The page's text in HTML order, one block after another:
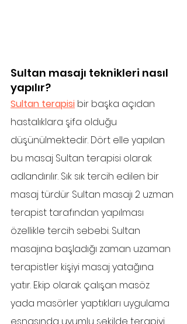
Sultan masajı teknikleri nasıl
yapılır?
Sultan terapisi bir başka açıdan
hastalıklara şifa olduğu
düşünülmektedir. Dört elle yapılan
bu masaj Sultan terapisi olarak
adlandırılır. Sık sık tercih edilen bir
masaj türdür Sultan masajı 2 uzman
terapist tarafından yapılması
özellikle tercih sebebi. Sultan
masajına başladığı zaman uzaman
terapistler kişiyi masaj yatağına
yatır. Ekip olarak çalışan masöz
yada masörler yaptıkları uygulama